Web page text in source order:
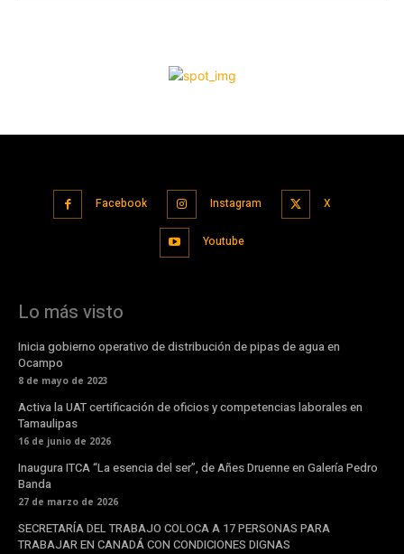
Facebook Instagram X
Youtube
Lo más visto
Inicia gobierno operativo de distribución de pipas de agua en
Ocampo
8 de mayo de 2023
Activa la UAT certificación de oficios y competencias laborales en
Tamaulipas
16 de junio de 2026
Inaugura ITCA “La esencia del ser”, de Añes Druenne en Galería Pedro
Banda
27 de marzo de 2026
SECRETARÍA DEL TRABAJO COLOCA A 17 PERSONAS PARA
TRABAJAR EN CANADÁ CON CONDICIONES DIGNAS